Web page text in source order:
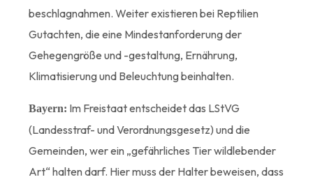
beschlagnahmen. Weiter existieren bei Reptilien
Gutachten, die eine Mindestanforderung der
Gehegengröße und -gestaltung, Ernährung,
Klimatisierung und Beleuchtung beinhalten.
Bayern: Im Freistaat entscheidet das LStVG
(Landesstraf- und Verordnungsgesetz) und die
Gemeinden, wer ein „gefährliches Tier wildlebender
Art“ halten darf. Hier muss der Halter beweisen, dass